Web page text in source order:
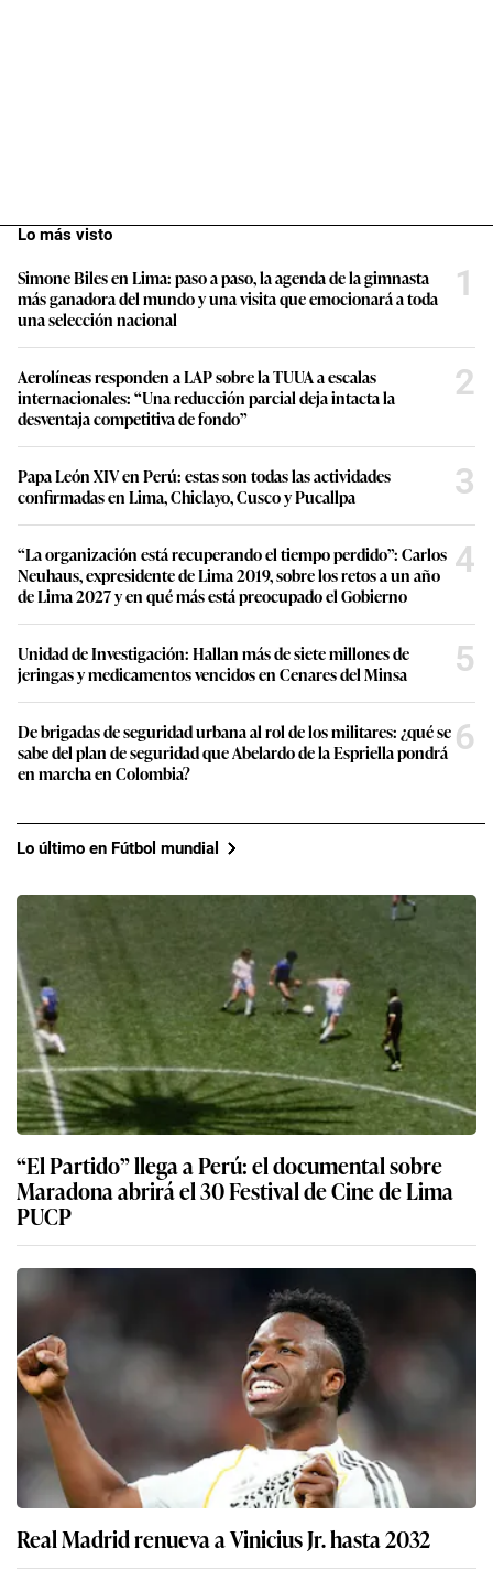
Lo más visto
Simone Biles en Lima: paso a paso, la agenda de la gimnasta
más ganadora del mundo y una visita que emocionará a toda
una selección nacional
1
Aerolíneas responden a LAP sobre la TUUA a escalas
internacionales: “Una reducción parcial deja intacta la
desventaja competitiva de fondo”
2
Papa León XIV en Perú: estas son todas las actividades
confirmadas en Lima, Chiclayo, Cusco y Pucallpa
3
“La organización está recuperando el tiempo perdido”: Carlos
Neuhaus, expresidente de Lima 2019, sobre los retos a un año
de Lima 2027 y en qué más está preocupado el Gobierno
4
Unidad de Investigación: Hallan más de siete millones de
jeringas y medicamentos vencidos en Cenares del Minsa
5
De brigadas de seguridad urbana al rol de los militares: ¿qué se
sabe del plan de seguridad que Abelardo de la Espriella pondrá
en marcha en Colombia?
6
Lo último en Fútbol mundial
“El Partido” llega a Perú: el documental sobre
Maradona abrirá el 30 Festival de Cine de Lima
PUCP
Real Madrid renueva a Vinicius Jr. hasta 2032